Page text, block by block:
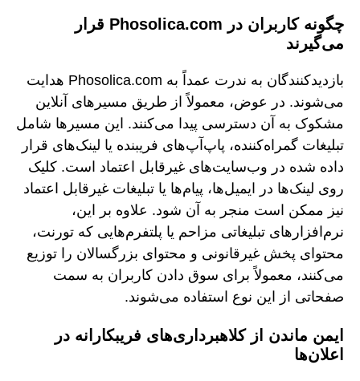
چگونه کاربران در Phosolica.com قرار
می‌گیرند
بازدیدکنندگان به ندرت عمداً به Phosolica.com هدایت
می‌شوند. در عوض، معمولاً از طریق مسیرهای آنلاین
مشکوک به آن دسترسی پیدا می‌کنند. این مسیرها شامل
تبلیغات گمراه‌کننده، پاپ‌آپ‌های فریبنده یا لینک‌های قرار
داده شده در وب‌سایت‌های غیرقابل اعتماد است. کلیک
روی لینک‌ها در ایمیل‌ها، پیام‌ها یا تبلیغات غیرقابل اعتماد
نیز ممکن است منجر به آن شود. علاوه بر این،
نرم‌افزارهای تبلیغاتی مزاحم یا پلتفرم‌هایی که تورنت،
محتوای پخش غیرقانونی و محتوای بزرگسالان را توزیع
می‌کنند، معمولاً برای سوق دادن کاربران به سمت
صفحاتی از این نوع استفاده می‌شوند.
ایمن ماندن از کلاهبرداری‌های فریبکارانه در
اعلان‌ها